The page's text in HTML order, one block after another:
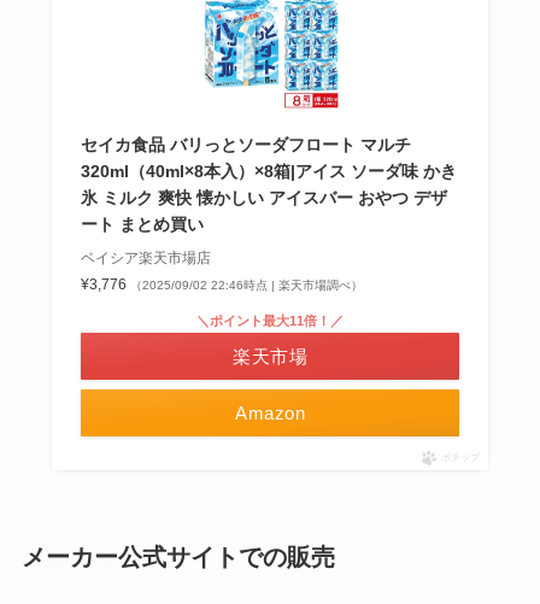
セイカ食品 バリっとソーダフロート マルチ
320ml（40ml×8本入）×8箱|アイス ソーダ味 かき
氷 ミルク 爽快 懐かしい アイスバー おやつ デザ
ート まとめ買い
ベイシア楽天市場店
¥3,776
（2025/09/02 22:46時点 | 楽天市場調べ）
Amazon
＼ポイント最大11倍！／
楽天市場
ポチップ
メーカー公式サイトでの販売